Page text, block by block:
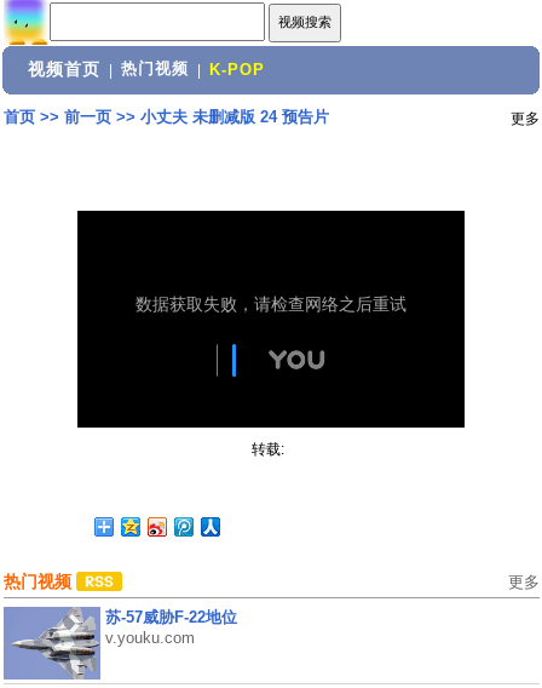
视频首页 热门视频 K-POP
首页>> 前一页>> 小丈夫 未删减版 24 预告片 更多
转载:
热门视频 更多
苏-57威胁F-22地位
v.youku.com